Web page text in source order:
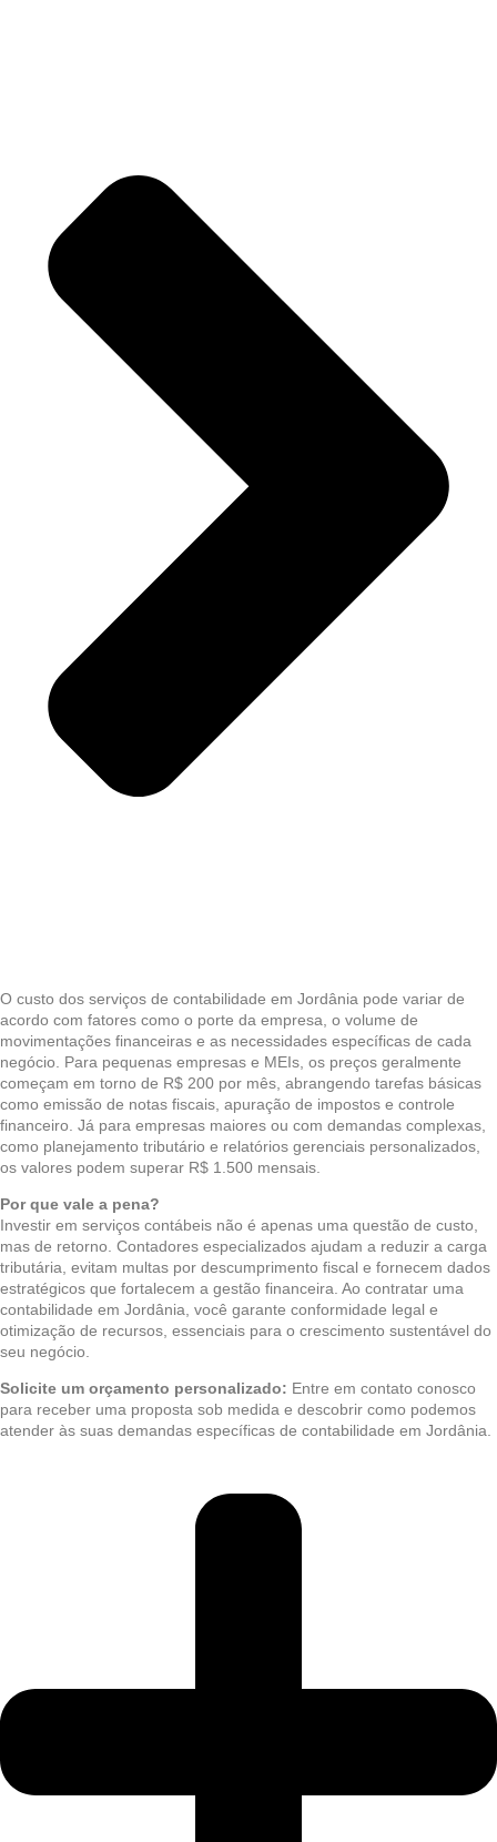
O custo dos serviços de contabilidade em Jordânia pode variar de
acordo com fatores como o porte da empresa, o volume de
movimentações financeiras e as necessidades específicas de cada
negócio. Para pequenas empresas e MEIs, os preços geralmente
começam em torno de R$ 200 por mês, abrangendo tarefas básicas
como emissão de notas fiscais, apuração de impostos e controle
financeiro. Já para empresas maiores ou com demandas complexas,
como planejamento tributário e relatórios gerenciais personalizados,
os valores podem superar R$ 1.500 mensais.
Por que vale a pena?
Investir em serviços contábeis não é apenas uma questão de custo,
mas de retorno. Contadores especializados ajudam a reduzir a carga
tributária, evitam multas por descumprimento fiscal e fornecem dados
estratégicos que fortalecem a gestão financeira. Ao contratar uma
contabilidade em Jordânia, você garante conformidade legal e
otimização de recursos, essenciais para o crescimento sustentável do
seu negócio.
Solicite um orçamento personalizado: Entre em contato conosco
para receber uma proposta sob medida e descobrir como podemos
atender às suas demandas específicas de contabilidade em Jordânia.